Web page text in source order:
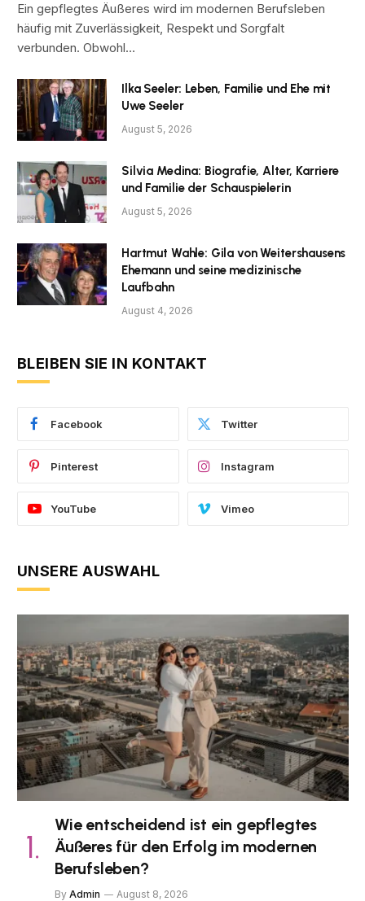
Ein gepflegtes Äußeres wird im modernen Berufsleben
häufig mit Zuverlässigkeit, Respekt und Sorgfalt
verbunden. Obwohl…
Ilka Seeler: Leben, Familie und Ehe mit
Uwe Seeler
August 5, 2026
Silvia Medina: Biografie, Alter, Karriere
und Familie der Schauspielerin
August 5, 2026
Hartmut Wahle: Gila von Weitershausens
Ehemann und seine medizinische
Laufbahn
August 4, 2026
BLEIBEN SIE IN KONTAKT
Facebook Twitter
Pinterest Instagram
YouTube Vimeo
UNSERE AUSWAHL
Wie entscheidend ist ein gepflegtes
Äußeres für den Erfolg im modernen
Berufsleben?
By Admin August 8, 2026